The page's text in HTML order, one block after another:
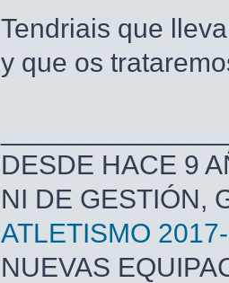
Tendriais que
y que os
DESDE HACE 9
NI DE GESTIÓN,
ATLETISMO
NUEVAS